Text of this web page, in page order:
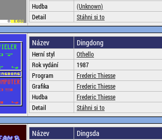
Hudba
(Unknown)
Detail
Stáhni si to
Název Dingdong
Herní styl
Othello
Rok vydání
1987
Program
Frederic Thiesse
Grafika
Frederic Thiesse
Hudba
Frederic Thiesse
Detail
Stáhni si to
Název Dingsda